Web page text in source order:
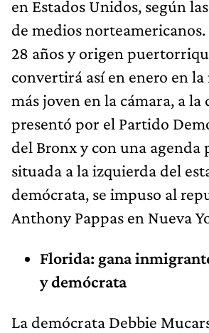
en Estados Unidos, según
de medios
28 años y origen
convertirá así en enero en
más joven en la cámara, a la
presentó por el Partido
del Bronx y con una agenda
situada a la izquierda del
demócrata, se impuso al
Anthony Pappas en Nueva
Florida: gana
y demócrata
La demócrata Debbie